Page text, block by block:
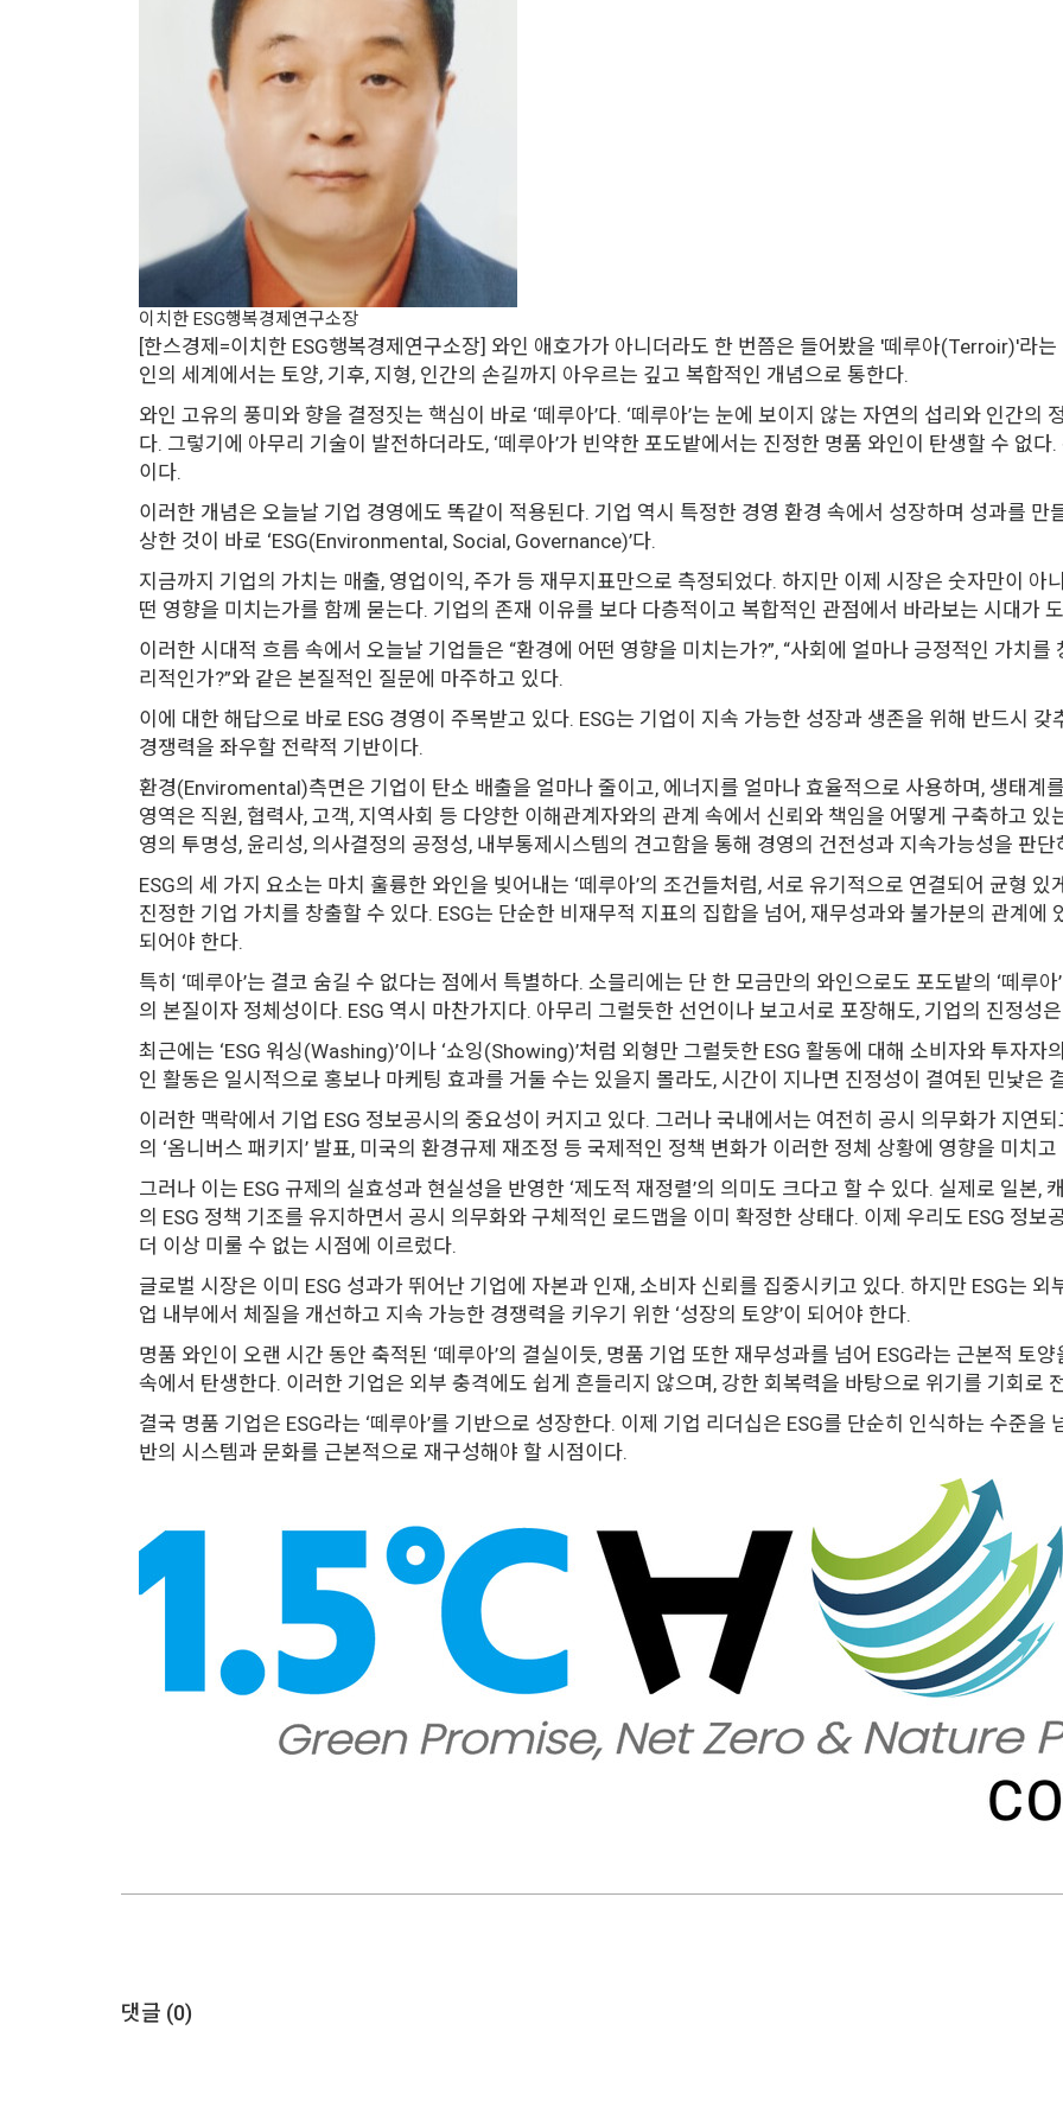
이치한 ESG행복경제연구소장
[한스경제=이치한 ESG행복경제연구소장] 와인 애호가가 아니더라도 한 번쯤은 들어봤을 '떼루아(Terroir)'라는
인의 세계에서는 토양, 기후, 지형, 인간의 손길까지 아우르는 깊고 복합적인 개념으로 통한다.
와인 고유의 풍미와 향을 결정짓는 핵심이 바로 ‘떼루아’다. ‘떼루아’는 눈에 보이지 않는 자연의 섭리와 인간
다. 그렇기에 아무리 기술이 발전하더라도, ‘떼루아’가 빈약한 포도밭에서는 진정한 명품 와인이 탄생할 수 없
이다.
이러한 개념은 오늘날 기업 경영에도 똑같이 적용된다. 기업 역시 특정한 경영 환경 속에서 성장하며 성과를 만
상한 것이 바로 ‘ESG(Environmental, Social, Governance)’다.
지금까지 기업의 가치는 매출, 영업이익, 주가 등 재무지표만으로 측정되었다. 하지만 이제 시장은 숫자만이 아
떤 영향을 미치는가를 함께 묻는다. 기업의 존재 이유를 보다 다층적이고 복합적인 관점에서 바라보는 시대가
이러한 시대적 흐름 속에서 오늘날 기업들은 “환경에 어떤 영향을 미치는가?”, “사회에 얼마나 긍정적인 가치를
리적인가?”와 같은 본질적인 질문에 마주하고 있다.
이에 대한 해답으로 바로 ESG 경영이 주목받고 있다. ESG는 기업이 지속 가능한 성장과 생존을 위해 반드시
경쟁력을 좌우할 전략적 기반이다.
환경(Enviromental)측면은 기업이 탄소 배출을 얼마나 줄이고, 에너지를 얼마나 효율적으로 사용하며, 생태계
영역은 직원, 협력사, 고객, 지역사회 등 다양한 이해관계자와의 관계 속에서 신뢰와 책임을 어떻게 구축하고
영의 투명성, 윤리성, 의사결정의 공정성, 내부통제시스템의 견고함을 통해 경영의 건전성과 지속가능성을 판
ESG의 세 가지 요소는 마치 훌륭한 와인을 빚어내는 ‘떼루아’의 조건들처럼, 서로 유기적으로 연결되어 균형
진정한 기업 가치를 창출할 수 있다. ESG는 단순한 비재무적 지표의 집합을 넘어, 재무성과와 불가분의 관계에
되어야 한다.
특히 ‘떼루아’는 결코 숨길 수 없다는 점에서 특별하다. 소믈리에는 단 한 모금만의 와인으로도 포도밭의 ‘떼루
의 본질이자 정체성이다. ESG 역시 마찬가지다. 아무리 그럴듯한 선언이나 보고서로 포장해도, 기업의 진정성
최근에는 ‘ESG 워싱(Washing)’이나 ‘쇼잉(Showing)’처럼 외형만 그럴듯한 ESG 활동에 대해 소비자와 투자
인 활동은 일시적으로 홍보나 마케팅 효과를 거둘 수는 있을지 몰라도, 시간이 지나면 진정성이 결여된 민낯은
이러한 맥락에서 기업 ESG 정보공시의 중요성이 커지고 있다. 그러나 국내에서는 여전히 공시 의무화가 지연
의 ‘옴니버스 패키지’ 발표, 미국의 환경규제 재조정 등 국제적인 정책 변화가 이러한 정체 상황에 영향을 미치
그러나 이는 ESG 규제의 실효성과 현실성을 반영한 ‘제도적 재정렬’의 의미도 크다고 할 수 있다. 실제로 일본,
의 ESG 정책 기조를 유지하면서 공시 의무화와 구체적인 로드맵을 이미 확정한 상태다. 이제 우리도 ESG 정
더 이상 미룰 수 없는 시점에 이르렀다.
글로벌 시장은 이미 ESG 성과가 뛰어난 기업에 자본과 인재, 소비자 신뢰를 집중시키고 있다. 하지만 ESG는
업 내부에서 체질을 개선하고 지속 가능한 경쟁력을 키우기 위한 ‘성장의 토양’이 되어야 한다.
명품 와인이 오랜 시간 동안 축적된 ‘떼루아’의 결실이듯, 명품 기업 또한 재무성과를 넘어 ESG라는 근본적 토
속에서 탄생한다. 이러한 기업은 외부 충격에도 쉽게 흔들리지 않으며, 강한 회복력을 바탕으로 위기를 기회로
결국 명품 기업은 ESG라는 ‘떼루아’를 기반으로 성장한다. 이제 기업 리더십은 ESG를 단순히 인식하는 수준
반의 시스템과 문화를 근본적으로 재구성해야 할 시점이다.
댓글 (0)